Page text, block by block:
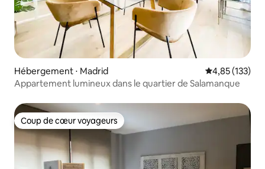
Hébergement ⋅ Madrid Évaluation
4,85 (133)
Appartement lumineux dans le quartier de Salamanque
Coup de cœur voyageurs
Coup de cœur voyageurs